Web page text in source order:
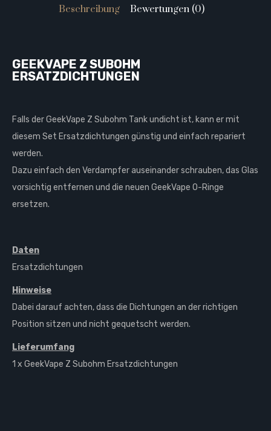
Beschreibung Bewertungen (0)
GEEKVAPE Z SUBOHM
ERSATZDICHTUNGEN
Falls der GeekVape Z Subohm Tank undicht ist, kann er mit
diesem Set Ersatzdichtungen günstig und einfach repariert
werden.
Dazu einfach den Verdampfer auseinander schrauben, das Glas
vorsichtig entfernen und die neuen GeekVape O-Ringe
ersetzen.
Daten
Ersatzdichtungen
Hinweise
Dabei darauf achten, dass die Dichtungen an der richtigen
Position sitzen und nicht gequetscht werden.
Lieferumfang
1 x GeekVape Z Subohm Ersatzdichtungen